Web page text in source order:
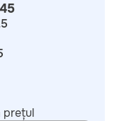
prețul